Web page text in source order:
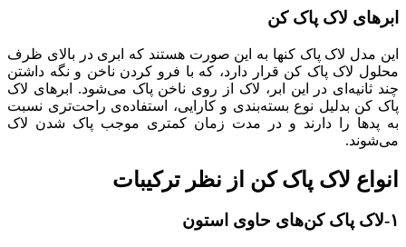
ابرهای لاک پاک کن
این مدل لاک پاک کنها به این صورت هستند که ابری در بالای ظرف
محلول لاک پاک کن قرار دارد، که با فرو کردن ناخن و نگه داشتن
چند ثانیه‌ای در این ابر، لاک از روی ناخن پاک می‌شود. ابرهای لاک
پاک کن بدلیل نوع بسته‌بندی و کارایی، استفاده‌ی راحت‌تری نسبت
به پدها را دارند و در مدت زمان کمتری موجب پاک شدن لاک
می‌شوند.
انواع لاک پاک کن از نظر ترکیبات
۱-لاک پاک کن‌های حاوی استون